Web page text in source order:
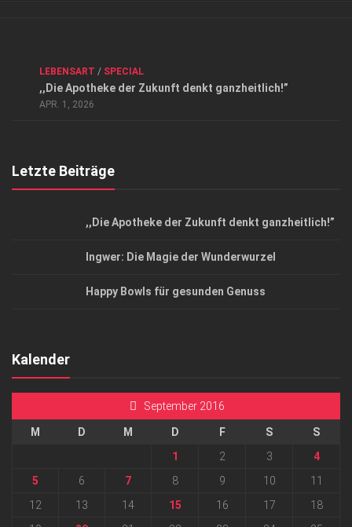
Datenschutzerklärung
Top Magazin Dresden / Ostsachsen
LEBENSART / SPECIAL
,,Die Apotheke der Zukunft denkt ganzheitlich!”
APR. 1, 2026
Letzte Beiträge
,,Die Apotheke der Zukunft denkt ganzheitlich!”
Ingwer: Die Magie der Wunderwurzel
Happy Bowls für gesunden Genuss
Kalender
September 2016
M D M D F S
S
1
2 3
4
5
6 7 8 9 10
11
12
13 14 15 16 17
18